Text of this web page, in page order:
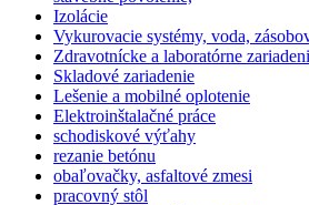
Izolácie
Vykurovacie systémy, voda,
Zdravotnícke a laboratórne
Skladové zariadenie
Lešenie a mobilné oplotenie
Elektroinštalačné práce
schodiskové výťahy
rezanie betónu
obaľovačky, asfaltové zmesi
pracovný stôl